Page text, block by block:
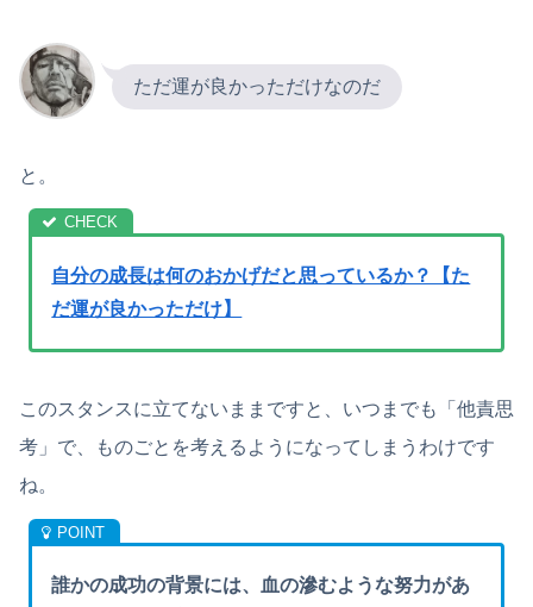
ただ運が良かっただけなのだ
と。
自分の成長は何のおかげだと思っているか？【た
だ運が良かっただけ】
このスタンスに立てないままですと、いつまでも「他責思
考」で、ものごとを考えるようになってしまうわけです
ね。
誰かの成功の背景には、血の滲むような努力があ